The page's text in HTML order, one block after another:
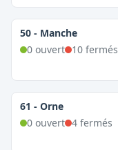
50 - Manche
0ouvert 10fermés
61 - Orne
0ouvert 4fermés